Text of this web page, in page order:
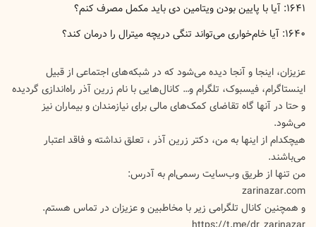
۱۶۴۱: آیا با پایین بودن ویتامین دی باید مکمل مصرف کنم؟
‍۱۶۴۰: آیا خام‌خواری می‌تواند تنگی دریچه میترال را درمان کند؟
عزیزان، اینجا و آنجا دیده می‌شود که در شبکه‌های اجتماعی از قبیل
اینستاگرام، فیسبوک، تلگرام و… کانال‌هایی با نام زرین آذر راه‌اندازی گردیده
و حتا در آنها گاه تقاضای کمک‌های مالی برای نیازمندان و بیماران نیز
می‌شود.
هیچکدام از اینها به من، دکتر زرین آذر ، تعلق نداشته و فاقد اعتبار
می‌باشند.
من تنها از طریق وب‌سایت رسمی‌ام به آدرس:
zarinazar.com
و همچنین کانال تلگرامی زیر با مخاطبین و عزیزان در تماس هستم.